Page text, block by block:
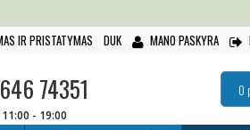
IR PRISTATYMAS DUK MANO PASKYRA
74351
11:00 - 19:00
0